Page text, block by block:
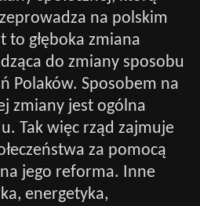
na polskim
to głęboka zmiana
do zmiany sposobu
Polaków. Sposobem na
zmiany jest ogólna
Tak więc rząd zajmuje
za pomocą
jego reforma. Inne
energetyka,